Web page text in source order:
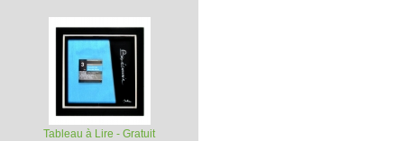
Tableau à Lire - Gratuit